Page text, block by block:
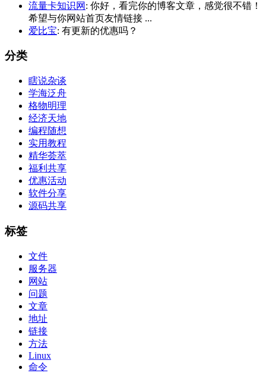
流量卡知识网 : 你好，看完你的博客文章，感觉很不错！
希望与你网站首页友情链接 ...
爱比宝: 有更新的优惠吗？
分类
瞎说杂谈
学海泛舟
格物明理
经济天地
编程随想
实用教程
精华荟萃
福利共享
优惠活动
软件分享
源码共享
标签
文件
服务器
网站
问题
文章
地址
链接
方法
Linux
命令